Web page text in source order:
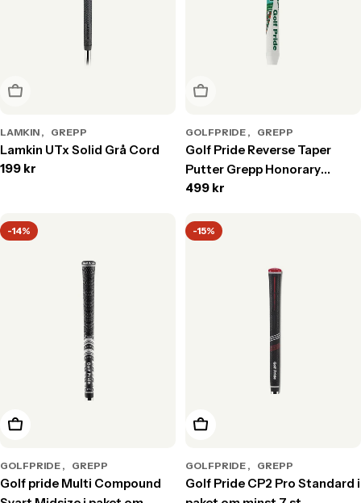
Slutsåld
LAMKIN GREPP
Lamkin UTx Solid Grå Cord
Translation
199 kr
Slutsåld
GOLFPRIDE GREPP
Golf Pride Reverse Taper
Putter Grepp Honorary
Starter
Translation
499 kr
-14%
Välj alternativ
GOLFPRIDE GREPP
Golf pride Multi Compound
-15%
Välj alternativ
GOLFPRIDE GREPP
Golf Pride CP2 Pro Standard i